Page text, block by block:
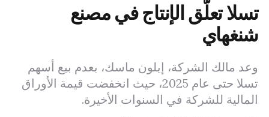
تسلا تعلّق الإنتاج في مصنع
شنغهاي
وعد مالك الشركة، إيلون ماسك، بعدم بيع أسهم
تسلا حتى عام 2025، حيث انخفضت قيمة الأوراق
المالية للشركة في السنوات الأخيرة.